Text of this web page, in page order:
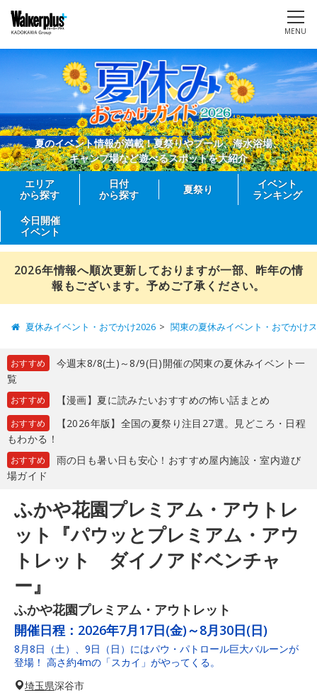
MENU
夏のイベント情報が満載！夏祭りやプール、海水浴場、
キャンプ場など遊べるスポットを大紹介
エリア
から探す
日付
から探す
夏祭り
イベント
ランキング
今日開催
イベント
2026年情報へ順次更新しておりますが一部、昨年の情
報もございます。予めご了承ください。
夏休みイベント・おでかけ2026 関東の夏休みイベント・おでかけ
おすすめ
今週末8/8(土)～8/9(日)開催の関東の夏休みイベント一
覧
おすすめ 【漫画】夏に読みたいおすすめの怖い話まとめ
おすすめ
【2026年版】全国の夏祭り注目27選。見どころ・日程
もわかる！
おすすめ
雨の日も暑い日も安心！おすすめ屋内施設・室内遊び
場ガイド
ふかや花園プレミアム・アウトレ
ット『パウッとプレミアム・アウ
トレット ダイノアドベンチャ
ー』
ふかや花園プレミアム・アウトレット
開催日程： 2026年7月17日(金)～8月30日(日)
8月8日（土）、9日（日）にはパウ・パトロール巨大バルーンが
登場！ 高さ約4mの「スカイ」がやってくる。
埼玉県深谷市